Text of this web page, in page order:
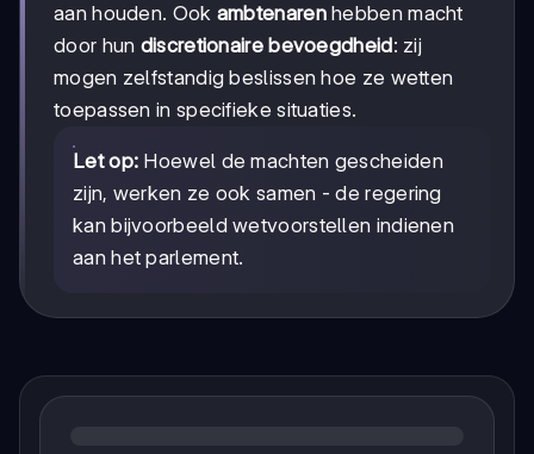
aan houden. Ook ambtenarenhebben macht
door hun discretionaire bevoegdheid: zij
mogen zelfstandig beslissen hoe ze wetten
toepassen in specifieke situaties.
Let op: Hoewel de machten gescheiden
zijn, werken ze ook samen - de regering
kan bijvoorbeeld wetvoorstellen indienen
aan het parlement.